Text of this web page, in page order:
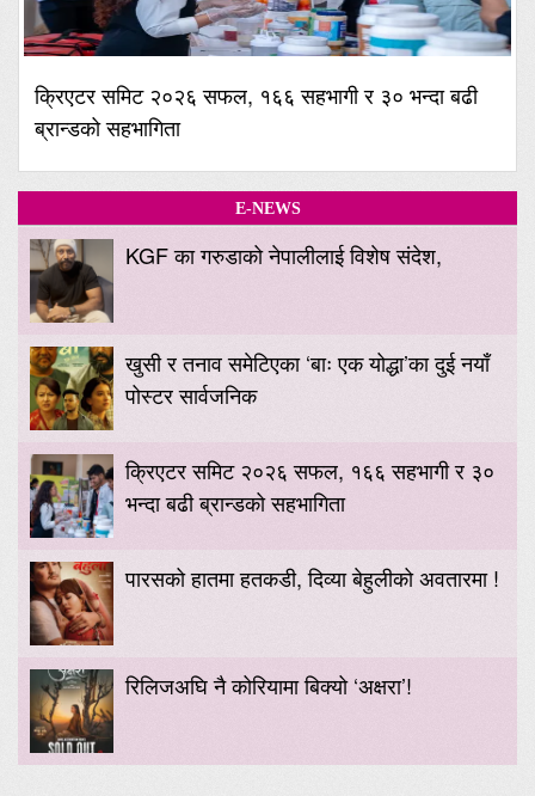
क्रिएटर समिट २०२६ सफल, १६६ सहभागी र ३० भन्दा बढी
ब्रान्डको सहभागिता
E-NEWS
KGF का गरुडाको नेपालीलाई विशेष संदेश,
खुसी र तनाव समेटिएका ‘बाः एक योद्धा’का दुई नयाँ
पोस्टर सार्वजनिक
क्रिएटर समिट २०२६ सफल, १६६ सहभागी र ३०
भन्दा बढी ब्रान्डको सहभागिता
पारसको हातमा हतकडी, दिव्या बेहुलीको अवतारमा !
रिलिजअघि नै कोरियामा बिक्यो ‘अक्षरा’!